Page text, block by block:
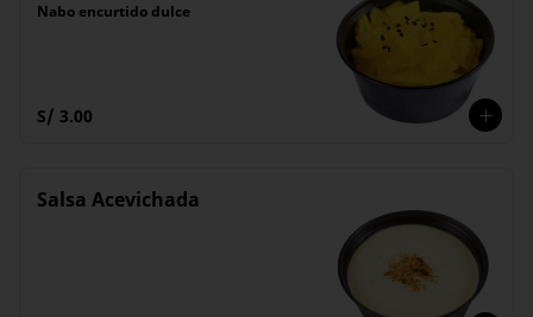
Nabo encurtido dulce
S/ 3.00
Salsa Acevichada